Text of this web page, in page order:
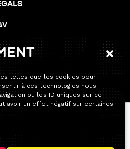
telles que les cookies pour
à ces technologies nous
ou les ID uniques sur ce
avoir un effet négatif sur certaines
de responsabilité
légales
de cookies (UE)
téléphonique sera